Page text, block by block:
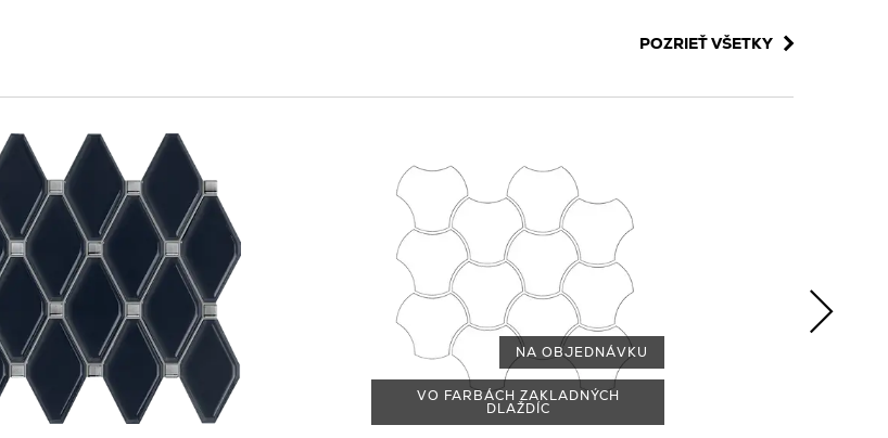
POZRIEŤ VŠETKY
NA OBJEDNÁVKU
VO FARBÁCH ZAKLADNÝCH
DLAŽDÍC